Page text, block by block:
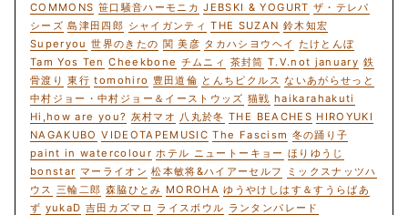
COMMONS 笹口騒音ハーモニカ JEBSKI & YOGURT ザ・テレパ
シーズ 島津田四郎 シャイガンティ THE SUZAN 鈴木知宏
Superyou 世界のきたの 関 美彦 タカハシヨウヘイ たけとんぼ
Tam Yos Ten Cheekbone チムニィ 茶封筒 T.V.not january 鉄
骨渡り 東行 tomohiro 豊田道倫 とんちピクルス ないあがらせっと
中村ジョー・中村ジョー＆イーストウッズ 猫戦 haikarahakuti
Hi,how are you? 灰村マオ 八丸於冬 THE BEACHES HIROYUKI
NAGAKUBO VIDEOTAPEMUSIC The Fascism 冬の踊り子
paint in watercolour ホテル ニュートーキョー ほりゆうじ
bonstar マーライオン 松本敏将&ハイアーセルフ
ミックスナッツハ
ウス 三輪二郎 森脇ひとみ MOROHA ゆうやけしはす＆すうらばあ
ず yukaD 吉田カズマロ ライスボウル ランタンパレード